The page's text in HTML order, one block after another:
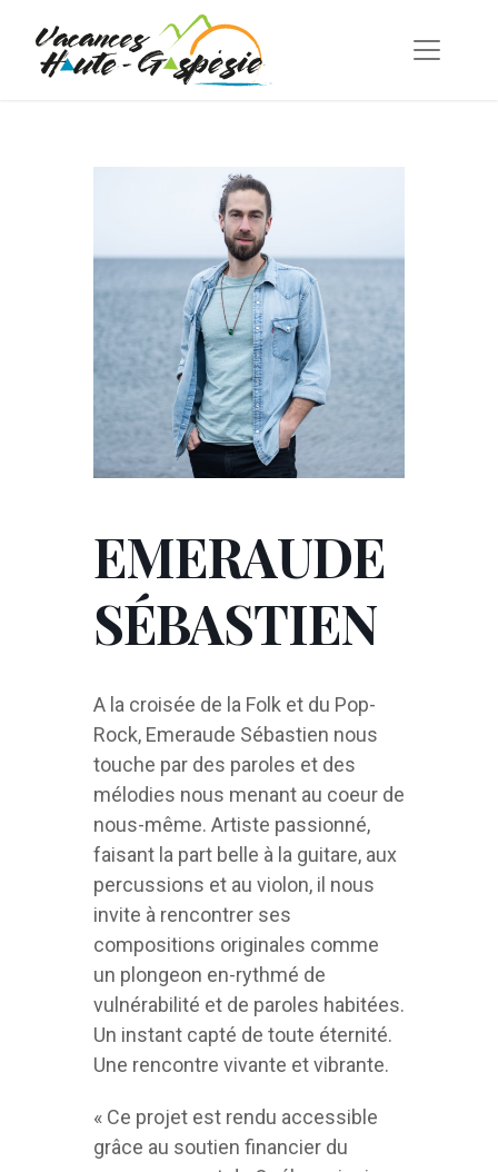
EMERAUDE
SÉBASTIEN
A la croisée de la Folk et du Pop-
Rock, Emeraude Sébastien nous
touche par des paroles et des
mélodies nous menant au coeur de
nous-même. Artiste passionné,
faisant la part belle à la guitare, aux
percussions et au violon, il nous
invite à rencontrer ses
compositions originales comme
un plongeon en-rythmé de
vulnérabilité et de paroles habitées.
Un instant capté de toute éternité.
Une rencontre vivante et vibrante.
« Ce projet est rendu accessible
grâce au soutien financier du